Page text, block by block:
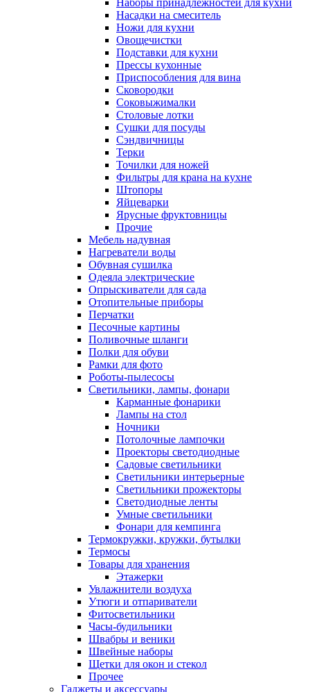
Наборы принадлежностей для кухни
Насадки на смеситель
Ножи для кухни
Овощечистки
Подставки для кухни
Прессы кухонные
Приспособления для вина
Сковородки
Соковыжималки
Столовые лотки
Сушки для посуды
Сэндвичницы
Терки
Точилки для ножей
Фильтры для крана на кухне
Штопоры
Яйцеварки
Ярусные фруктовницы
Прочие
Мебель надувная
Нагреватели воды
Обувная сушилка
Одеяла электрические
Опрыскиватели для сада
Отопительные приборы
Перчатки
Песочные картины
Поливочные шланги
Полки для обуви
Рамки для фото
Роботы-пылесосы
Светильники, лампы, фонари
Карманные фонарики
Лампы на стол
Ночники
Потолочные лампочки
Проекторы светодиодные
Садовые светильники
Светильники интерьерные
Светильники прожекторы
Светодиодные ленты
Умные светильники
Фонари для кемпинга
Термокружки, кружки, бутылки
Термосы
Товары для хранения
Этажерки
Увлажнители воздуха
Утюги и отпариватели
Фитосветильники
Часы-будильники
Швабры и веники
Швейные наборы
Щетки для окон и стекол
Прочее
Гаджеты и аксессуары